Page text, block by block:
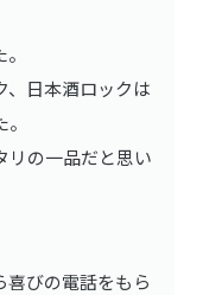
、日本酒ロックは
リの一品だと思い
びの電話をもら